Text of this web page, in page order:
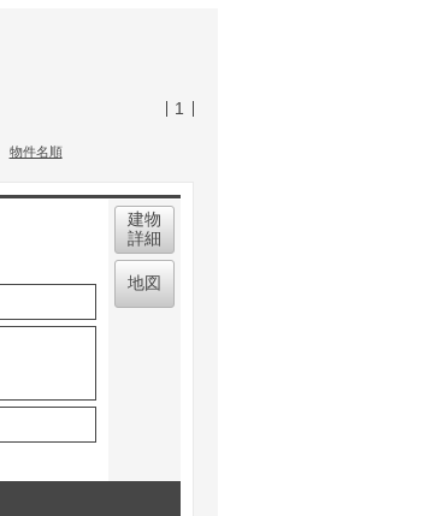
1
物件名順
建物
詳細
地図